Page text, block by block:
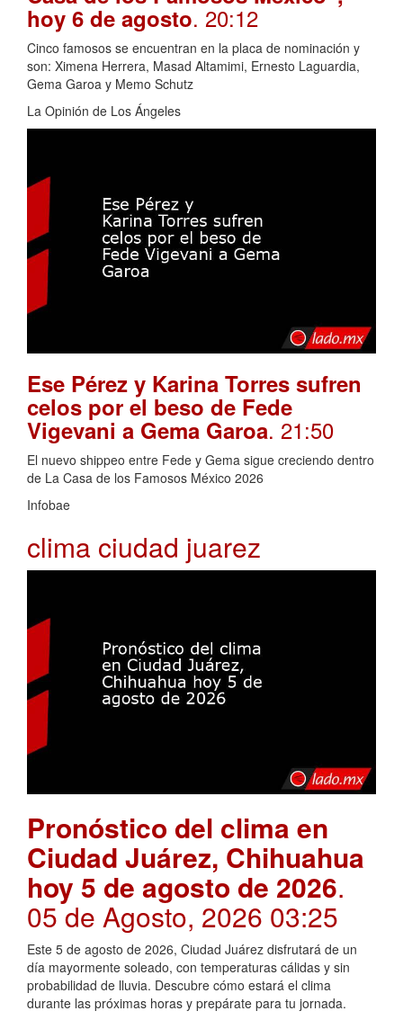
hoy 6 de agosto. 20:12
Cinco famosos se encuentran en la placa de nominación y
son: Ximena Herrera, Masad Altamimi, Ernesto Laguardia,
Gema Garoa y Memo Schutz
La Opinión de Los Ángeles
Ese Pérez y Karina Torres sufren
celos por el beso de Fede
Vigevani a Gema Garoa. 21:50
El nuevo shippeo entre Fede y Gema sigue creciendo dentro
de La Casa de los Famosos México 2026
Infobae
clima ciudad juarez
Pronóstico del clima en
Ciudad Juárez, Chihuahua
hoy 5 de agosto de 2026.
05 de Agosto, 2026 03:25
Este 5 de agosto de 2026, Ciudad Juárez disfrutará de un
día mayormente soleado, con temperaturas cálidas y sin
probabilidad de lluvia. Descubre cómo estará el clima
durante las próximas horas y prepárate para tu jornada.